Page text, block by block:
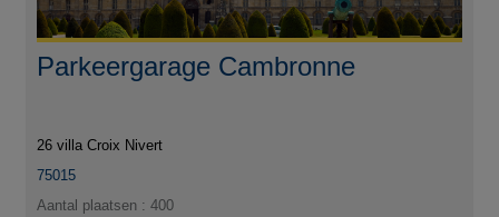
Parkeergarage Cambronne
26 villa Croix Nivert
75015
Aantal plaatsen : 400